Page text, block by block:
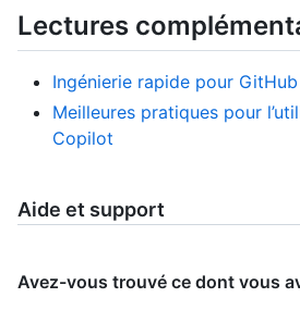
Lectures
Ingénierie rapide pour
Meilleures pratiques pour
Copilot
Aide et support
Avez-vous trouvé ce dont vous